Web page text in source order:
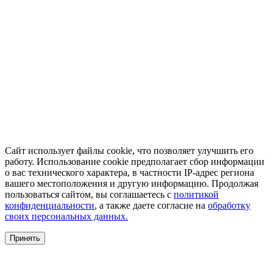
Сайт использует файлы cookie, что позволяет улучшить его
работу. Использование cookie предполагает сбор информации
о вас технического характера, в частности IP-адрес региона
вашего местоположения и другую информацию. Продолжая
пользоваться сайтом, вы соглашаетесь с политикой
конфиденциальности, а также даете согласие на обработку
своих персональных данных.
Принять